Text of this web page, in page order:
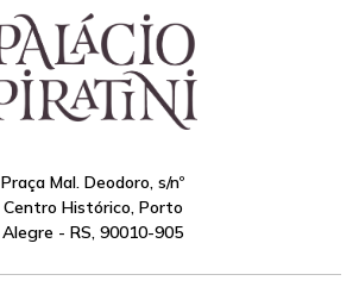
Praça Mal. Deodoro, s/nº
Centro Histórico, Porto
Alegre - RS, 90010-905